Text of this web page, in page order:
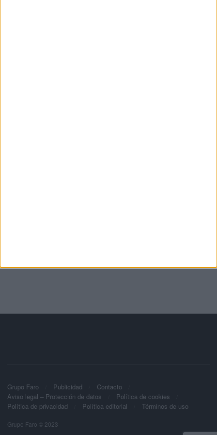
Grupo Faro Publicidad
Contacto
Aviso legal – Protección de datos
Política de cookies
Política de privacidad
Política editorial Términos de uso
Grupo Faro © 2023